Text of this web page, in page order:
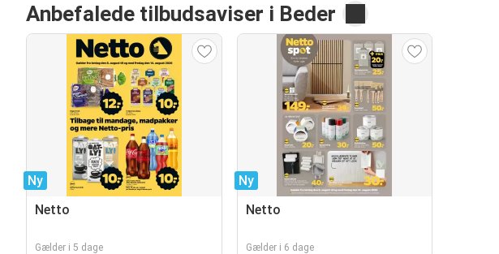
Anbefalede tilbudsaviser i Beder
Ny
Netto
Gælder i 5 dage
Ny
Netto
Gælder i 6 dage